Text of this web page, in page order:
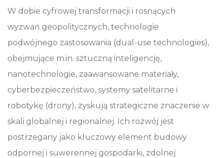
W dobie cyfrowej transformacji i rosnących
wyzwań geopolitycznych, technologie
podwójnego zastosowania (dual-use technologies),
obejmujące m.in. sztuczną inteligencję,
nanotechnologie, zaawansowane materiały,
cyberbezpieczeństwo, systemy satelitarne i
robotykę (drony), zyskują strategiczne znaczenie w
skali globalnej i regionalnej. Ich rozwój jest
postrzegany jako kluczowy element budowy
odpornej i suwerennej gospodarki, zdolnej